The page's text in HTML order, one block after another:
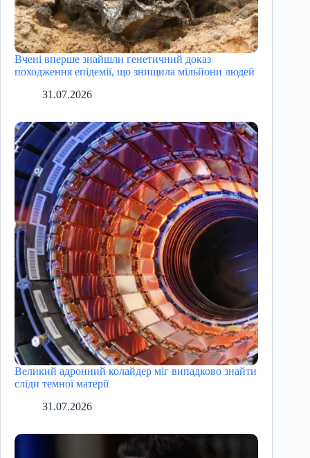
Вчені вперше знайшли генетичний доказ
походження епідемії, що знищила мільйони людей
31.07.2026
Великий адронний колайдер міг випадково знайти
сліди темної матерії
31.07.2026